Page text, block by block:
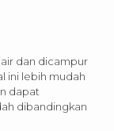
dan dicampur
ini lebih mudah
dapat
dibandingkan